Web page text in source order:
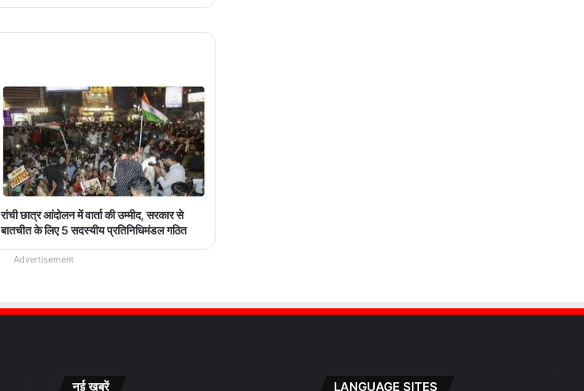
रांची छात्र आंदोलन में वार्ता की उम्मीद, सरकार से
बातचीत के लिए 5 सदस्यीय प्रतिनिधिमंडल गठित
Advertisement
नई ख़बरें LANGUAGE SITES